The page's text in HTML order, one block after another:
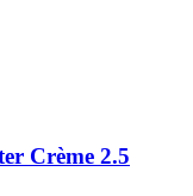
Crème 2.5